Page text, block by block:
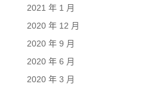
2021 年 1 月
2020 年 12 月
2020 年 9 月
2020 年 6 月
2020 年 3 月